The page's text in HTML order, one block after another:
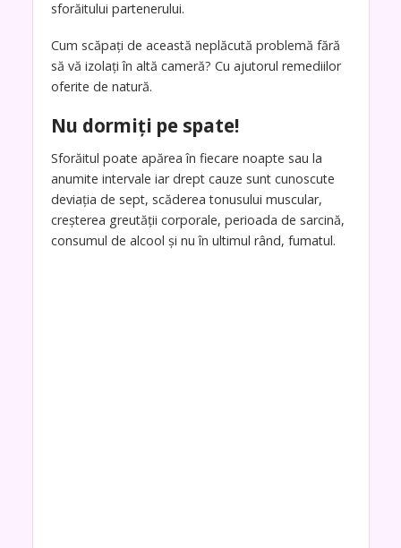
sforăitului partenerului.
Cum scăpați de această neplăcută problemă fără
să vă izolați în altă cameră? Cu ajutorul remediilor
oferite de natură.
Nu dormiți pe spate!
Sforăitul poate apărea în fiecare noapte sau la
anumite intervale iar drept cauze sunt cunoscute
deviația de sept, scăderea tonusului muscular,
creșterea greutății corporale, perioada de sarcină,
consumul de alcool și nu în ultimul rând, fumatul.